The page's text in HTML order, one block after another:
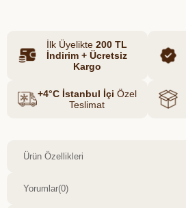
Parfum, Citral, Alpha-Isomethyl Ionone ,
Hexyl Cinnamal, Limonene, Linalool, CI
42090 Yerli üretim ve bilinçli tüketim
sloganımızla bu işe gönül veren,
birbirinden değerli butik üreticilerimizle
İlk Üyelikte 200 TL
İndirim + Ücretsiz
Kargo
+4°C İstanbul İçi Özel
Teslimat
Ürün Özellikleri
Yorumlar(0)